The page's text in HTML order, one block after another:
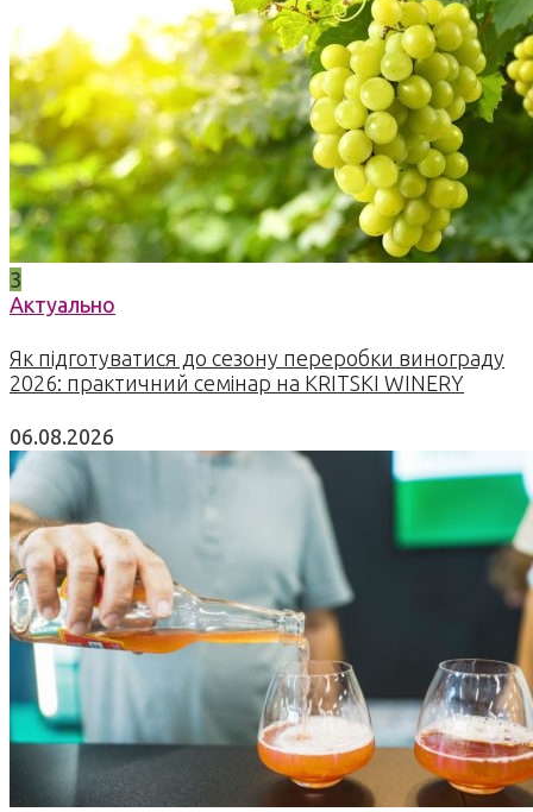
3
Актуально
Як підготуватися до сезону переробки винограду
2026: практичний семінар на KRITSKI WINERY
06.08.2026